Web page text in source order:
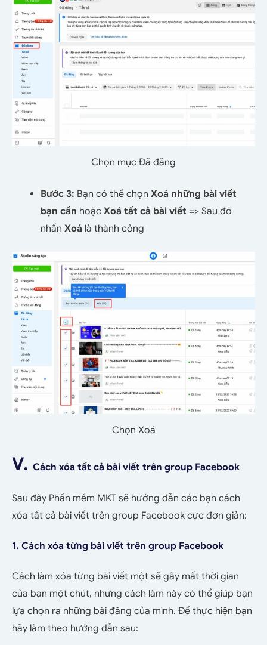
Chọn mục Đã đăng
Bước 3: Bạn có thể chọn Xoá những bài viết
bạn cần hoặc Xoá tất cả bài viết => Sau đó
nhấn Xoá là thành công
Chọn Xoá
V. Cách xóa tất cả bài viết trên group Facebook
Sau đây Phần mềm MKT sẽ hướng dẫn các bạn cách
xóa tất cả bài viết trên group Facebook cực đơn giản:
1. Cách xóa từng bài viết trên group Facebook
Cách làm xóa từng bài viết một sẽ gây mất thời gian
của bạn một chút, nhưng cách làm này có thể giúp bạn
lựa chọn ra những bài đăng của mình. Để thực hiện bạn
hãy làm theo hướng dẫn sau: